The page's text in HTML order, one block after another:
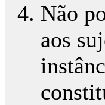
Não
aos